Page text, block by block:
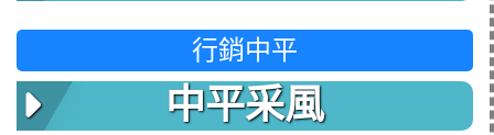
行銷中平
中平采風